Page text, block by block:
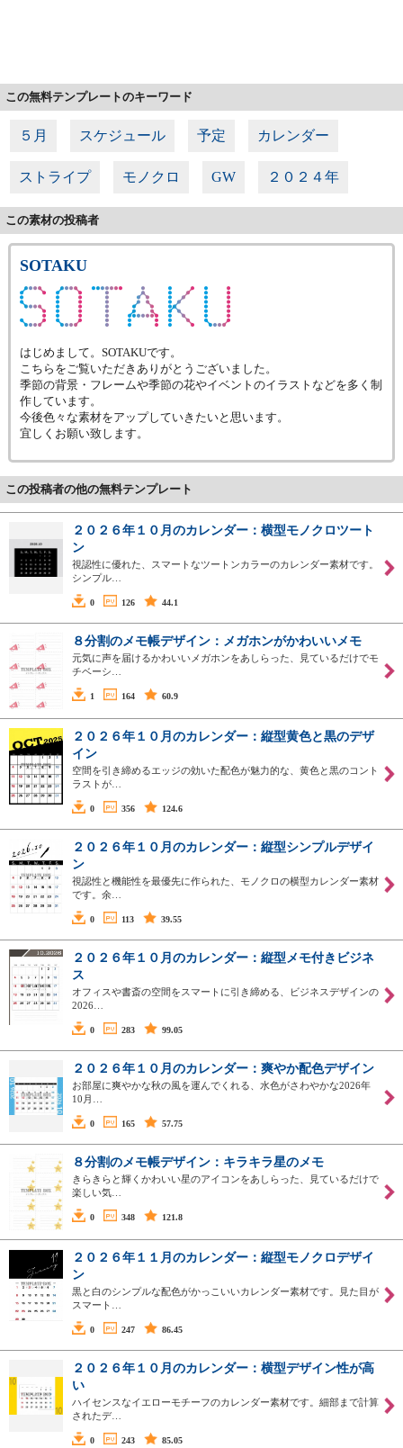
この無料テンプレートのキーワード
５月 スケジュール 予定 カレンダー
ストライプ モノクロ GW ２０２４年
この素材の投稿者
SOTAKU
はじめまして。SOTAKUです。
こちらをご覧いただきありがとうございました。
季節の背景・フレームや季節の花やイベントのイラストなどを多く制
作しています。
今後色々な素材をアップしていきたいと思います。
宜しくお願い致します。
この投稿者の他の無料テンプレート
２０２６年１０月のカレンダー：横型モノクロツート
ン
視認性に優れた、スマートなツートンカラーのカレンダー素材です。
シンプル…
0 126 44.1
８分割のメモ帳デザイン：メガホンがかわいいメモ
元気に声を届けるかわいいメガホンをあしらった、見ているだけでモ
チベーシ…
1 164 60.9
２０２６年１０月のカレンダー：縦型黄色と黒のデザ
イン
空間を引き締めるエッジの効いた配色が魅力的な、黄色と黒のコント
ラストが…
0 356 124.6
２０２６年１０月のカレンダー：縦型シンプルデザイ
ン
視認性と機能性を最優先に作られた、モノクロの横型カレンダー素材
です。余…
0 113 39.55
２０２６年１０月のカレンダー：縦型メモ付きビジネ
ス
オフィスや書斎の空間をスマートに引き締める、ビジネスデザインの
2026…
0 283 99.05
２０２６年１０月のカレンダー：爽やか配色デザイン
お部屋に爽やかな秋の風を運んでくれる、水色がさわやかな2026年
10月…
0 165 57.75
８分割のメモ帳デザイン：キラキラ星のメモ
きらきらと輝くかわいい星のアイコンをあしらった、見ているだけで
楽しい気…
0 348 121.8
２０２６年１１月のカレンダー：縦型モノクロデザイ
ン
黒と白のシンプルな配色がかっこいいカレンダー素材です。見た目が
スマート…
0 247 86.45
２０２６年１０月のカレンダー：横型デザイン性が高
い
ハイセンスなイエローモチーフのカレンダー素材です。細部まで計算
されたデ…
0 243 85.05